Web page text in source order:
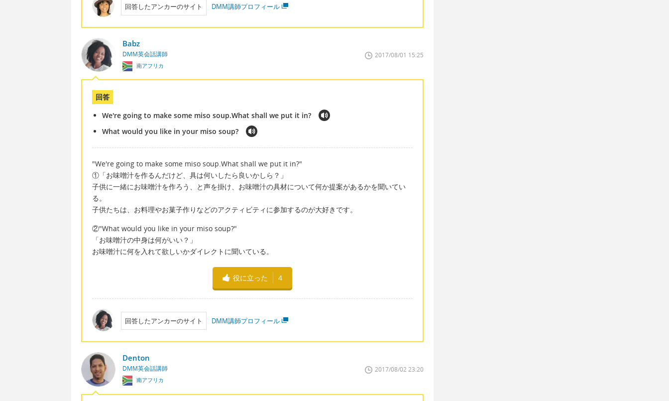
回答したアンカーのサイト DMM講師プロフィール
Babz
DMM英会話講師
南アフリカ
2017/08/01 15:25
回答
We're going to make some miso soup.What shall we put it in?
What would you like in your miso soup?
"We're going to make some miso soup.What shall we put it in?"
①「お味噌汁を作るんだけど、具は何いしたら良いかしら？」
子供に一緒にお味噌汁を作ろう、と声を掛け、お味噌汁の具材について何か提案があるかを聞いてい
る。
子供たちは、お料理やお菓子作りなどのアクティビティに参加するのが大好きです。
②"What would you like in your miso soup?"
「お味噌汁の中身は何がいい？」
お味噌汁に何を入れて欲しいかダイレクトに聞いている。
役に立った 4
回答したアンカーのサイト DMM講師プロフィール
Denton
DMM英会話講師
南アフリカ
2017/08/02 23:20